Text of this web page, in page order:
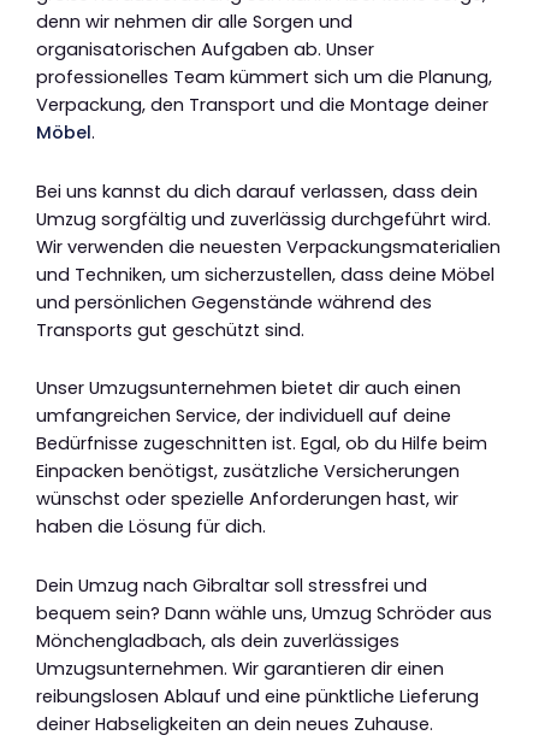
denn wir nehmen dir alle Sorgen und
organisatorischen Aufgaben ab. Unser
professionelles Team kümmert sich um die Planung,
Verpackung, den Transport und die Montage deiner
Möbel.
Bei uns kannst du dich darauf verlassen, dass dein
Umzug sorgfältig und zuverlässig durchgeführt wird.
Wir verwenden die neuesten Verpackungsmaterialien
und Techniken, um sicherzustellen, dass deine Möbel
und persönlichen Gegenstände während des
Transports gut geschützt sind.
Unser Umzugsunternehmen bietet dir auch einen
umfangreichen Service, der individuell auf deine
Bedürfnisse zugeschnitten ist. Egal, ob du Hilfe beim
Einpacken benötigst, zusätzliche Versicherungen
wünschst oder spezielle Anforderungen hast, wir
haben die Lösung für dich.
Dein Umzug nach Gibraltar soll stressfrei und
bequem sein? Dann wähle uns, Umzug Schröder aus
Mönchengladbach, als dein zuverlässiges
Umzugsunternehmen. Wir garantieren dir einen
reibungslosen Ablauf und eine pünktliche Lieferung
deiner Habseligkeiten an dein neues Zuhause.